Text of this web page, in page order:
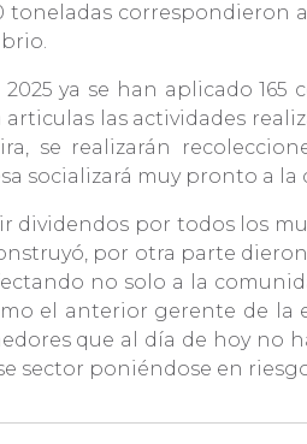
correspondieron
ya se han aplicado 165
las actividades
se realizarán
socializará muy pronto a la
dividendos por todos los
por otra parte
no solo a la
el anterior gerente de la
que al día de hoy no
sector poniéndose en